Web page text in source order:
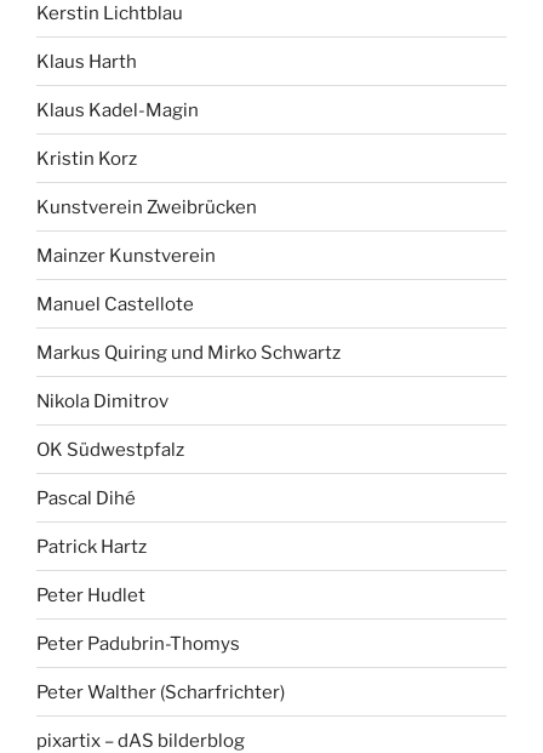
Kerstin Lichtblau
Klaus Harth
Klaus Kadel-Magin
Kristin Korz
Kunstverein Zweibrücken
Mainzer Kunstverein
Manuel Castellote
Markus Quiring und Mirko Schwartz
Nikola Dimitrov
OK Südwestpfalz
Pascal Dihé
Patrick Hartz
Peter Hudlet
Peter Padubrin-Thomys
Peter Walther (Scharfrichter)
pixartix – dAS bilderblog